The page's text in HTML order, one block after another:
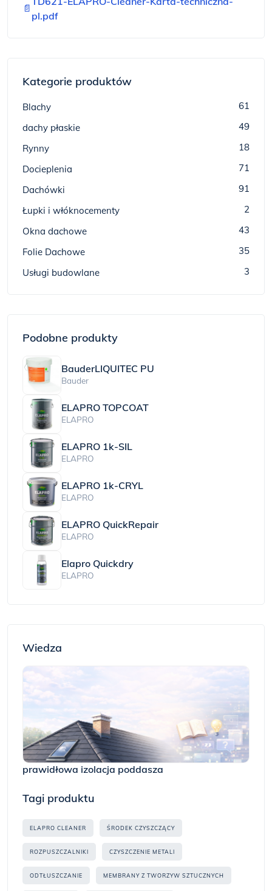
📄
pl.pdf
Kategorie produktów
Blachy
61
dachy płaskie
49
Rynny
18
Docieplenia
71
Dachówki
91
Łupki i włóknocementy
2
Okna dachowe
43
Folie Dachowe
35
Usługi budowlane
3
Podobne produkty
BauderLIQUITEC PU
Bauder
ELAPRO TOPCOAT
ELAPRO
ELAPRO 1k-SIL
ELAPRO
ELAPRO 1k-CRYL
ELAPRO
ELAPRO QuickRepair
ELAPRO
Elapro Quickdry
ELAPRO
Wiedza
prawidłowa izolacja poddasza
Tagi produktu
ELAPRO CLEANER ŚRODEK CZYSZCZĄCY
ROZPUSZCZALNIKI CZYSZCZENIE METALI
ODTŁUSZCZANIE MEMBRANY Z TWORZYW SZTUCZNYCH